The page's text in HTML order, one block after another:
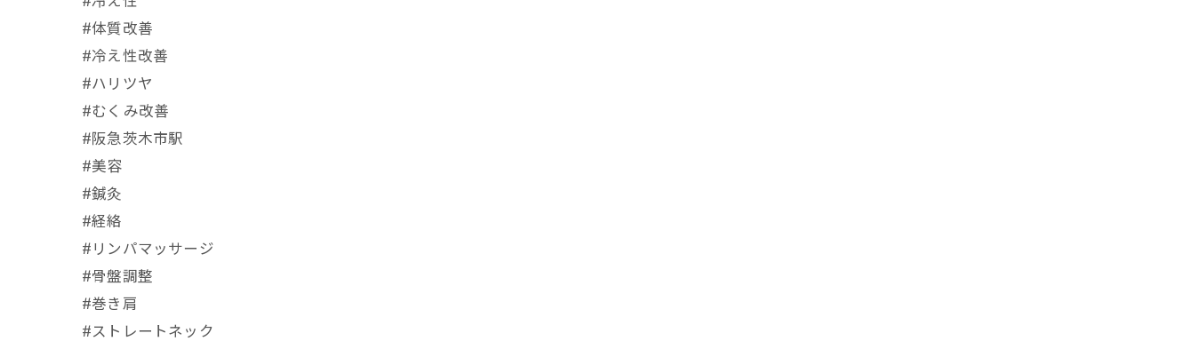
#体質改善
#冷え性改善
#ハリツヤ
#むくみ改善
#阪急茨木市駅
⁡#美容
#鍼灸
#経絡
#リンパマッサージ
#骨盤調整
#巻き肩
#ストレートネック